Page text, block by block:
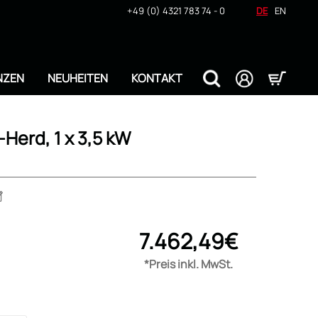
+49 (0) 4321 783 74 - 0 DE EN
NEUHEITEN KONTAKT
1 x 3,5 kW
7.462,49€
*Preis inkl. MwSt.